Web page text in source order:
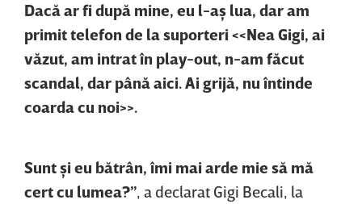
Dacă ar fi după mine, eu l-aş lua, dar am
primit telefon de la suporteri <<Nea Gigi, ai
văzut, am intrat în play-out, n-am făcut
scandal, dar până aici. Ai grijă, nu întinde
coarda cu noi>>.
Sunt şi eu bătrân, îmi mai arde mie să mă
cert cu lumea?”, a declarat Gigi Becali, la